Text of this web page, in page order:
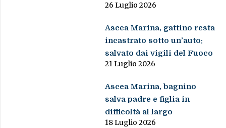
26 Luglio 2026
Ascea Marina, gattino resta
incastrato sotto un’auto:
salvato dai vigili del Fuoco
21 Luglio 2026
Ascea Marina, bagnino
salva padre e figlia in
difficoltà al largo
18 Luglio 2026